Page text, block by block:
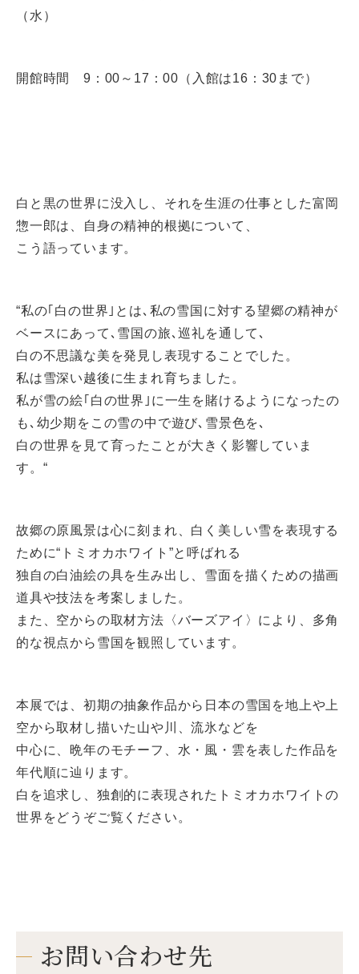
（水）
開館時間 9：00～17：00（入館は16：30まで）
白と黒の世界に没入し、それを生涯の仕事とした富岡
惣一郎は、自身の精神的根拠について、
こう語っています。
“私の｢白の世界｣とは､私の雪国に対する望郷の精神が
ベースにあって､雪国の旅､巡礼を通して､
白の不思議な美を発見し表現することでした。
私は雪深い越後に生まれ育ちました。
私が雪の絵｢白の世界｣に一生を賭けるようになったの
も､幼少期をこの雪の中で遊び､雪景色を､
白の世界を見て育ったことが大きく影響していま
す。“
故郷の原風景は心に刻まれ、白く美しい雪を表現する
ために“トミオカホワイト”と呼ばれる
独自の白油絵の具を生み出し、雪面を描くための描画
道具や技法を考案しました。
また、空からの取材方法〈バーズアイ〉により、多角
的な視点から雪国を観照しています。
本展では、初期の抽象作品から日本の雪国を地上や上
空から取材し描いた山や川、流氷などを
中心に、晩年のモチーフ、水・風・雲を表した作品を
年代順に辿ります。
白を追求し、独創的に表現されたトミオカホワイトの
世界をどうぞご覧ください。
お問い合わせ先